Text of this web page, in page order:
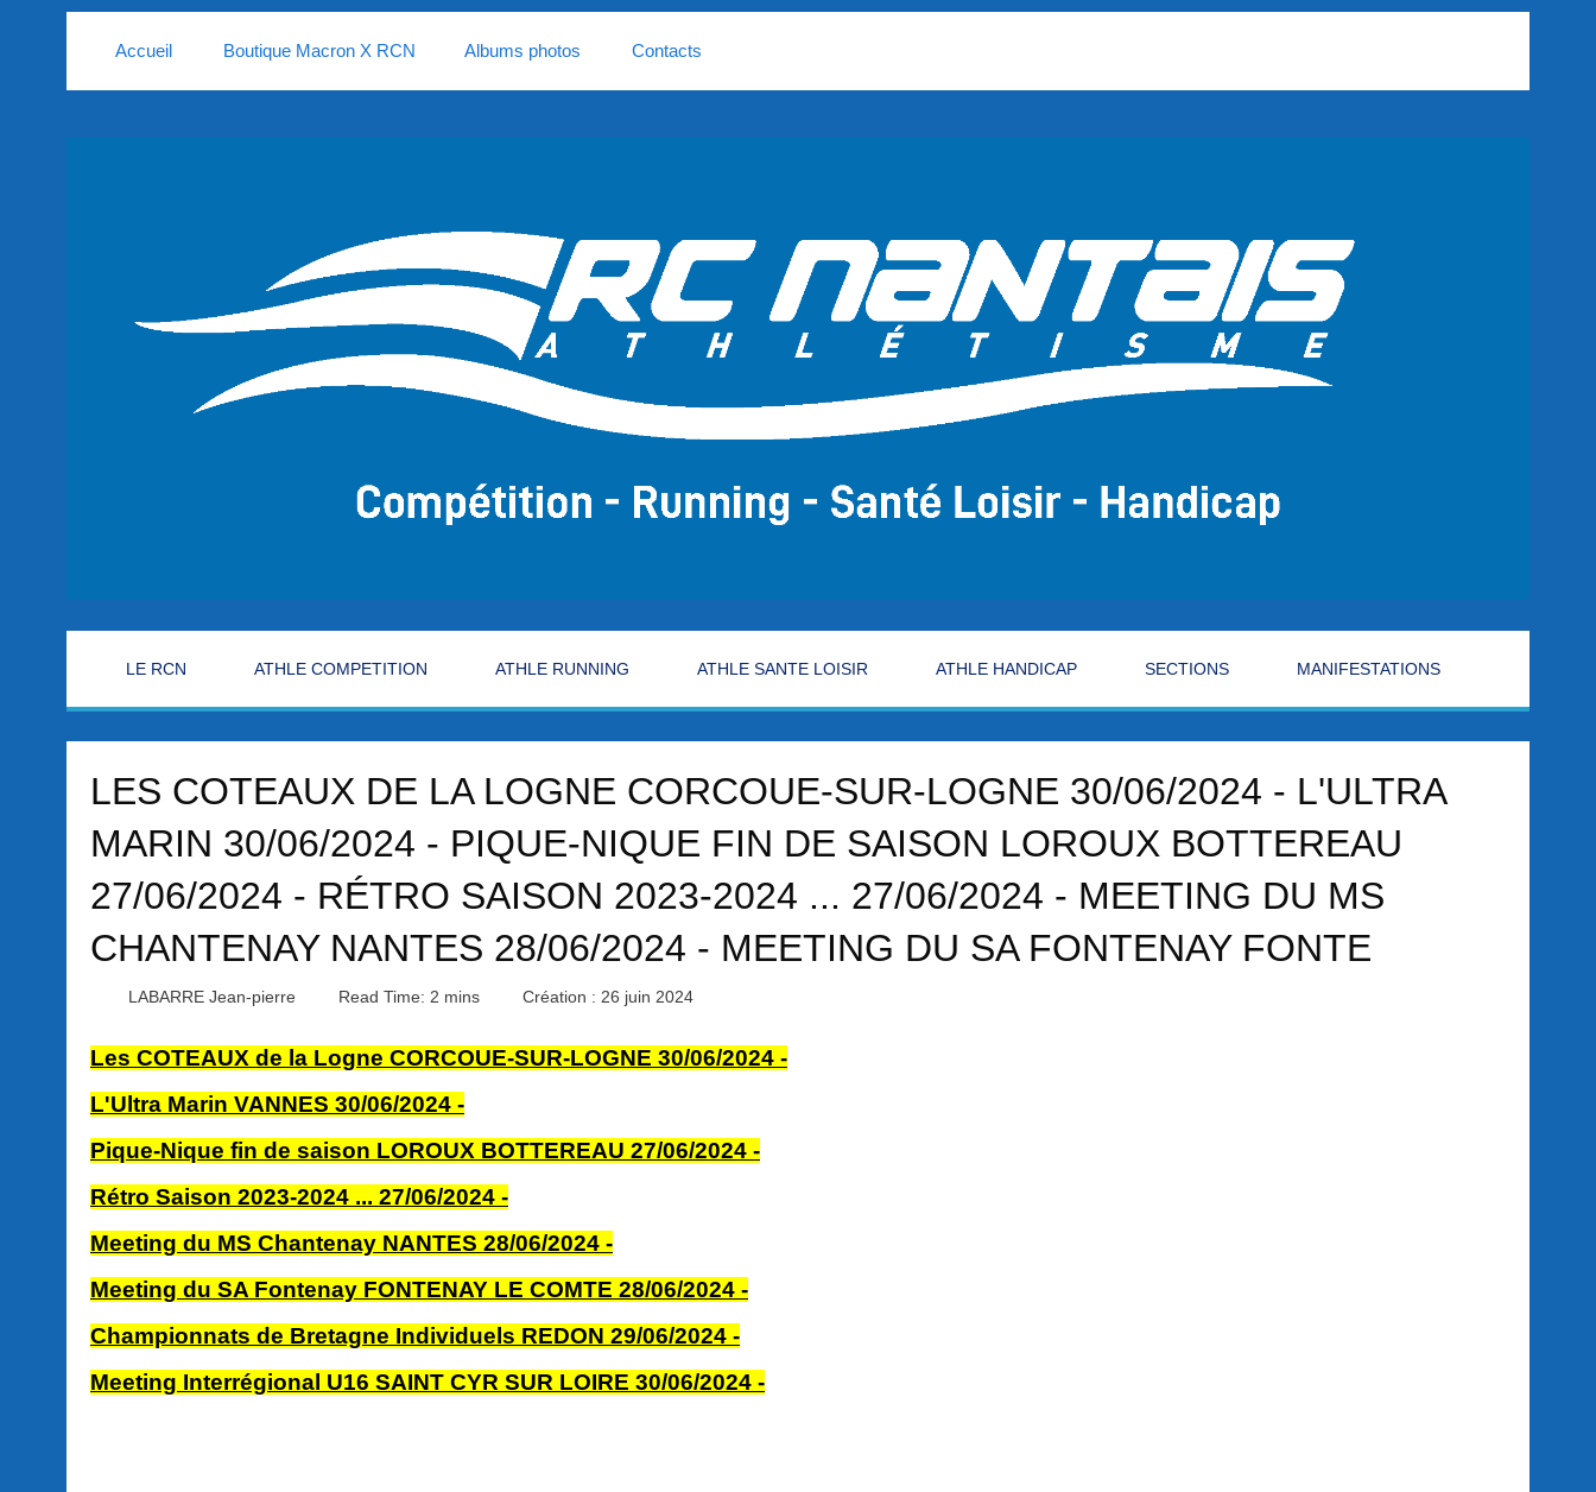
Accueil Boutique Macron X RCN Albums photos Contacts
LE RCN ATHLE COMPETITION ATHLE RUNNING ATHLE SANTE LOISIR ATHLE HANDICAP SECTIONS MANIFESTATIONS
LES COTEAUX DE LA LOGNE CORCOUE-SUR-LOGNE 30/06/2024 - L'ULTRA
MARIN 30/06/2024 - PIQUE-NIQUE FIN DE SAISON LOROUX BOTTEREAU
27/06/2024 - RÉTRO SAISON 2023-2024 ... 27/06/2024 - MEETING DU MS
CHANTENAY NANTES 28/06/2024 - MEETING DU SA FONTENAY FONTE
LABARRE Jean-pierre Read Time: 2 mins Création : 26 juin 2024
Les COTEAUX de la Logne CORCOUE-SUR-LOGNE 30/06/2024 -
L'Ultra Marin VANNES 30/06/2024 -
Pique-Nique fin de saison LOROUX BOTTEREAU 27/06/2024 -
Rétro Saison 2023-2024 ... 27/06/2024 -
Meeting du MS Chantenay NANTES 28/06/2024 -
Meeting du SA Fontenay FONTENAY LE COMTE 28/06/2024 -
Championnats de Bretagne Individuels REDON 29/06/2024 -
Meeting Interrégional U16 SAINT CYR SUR LOIRE 30/06/2024 -